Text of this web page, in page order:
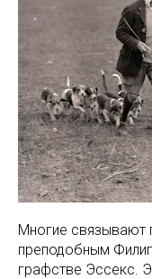
Многие связывают
преподобным
графстве Эссекс.